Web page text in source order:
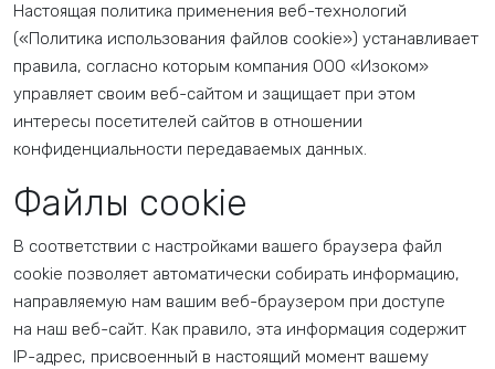
Настоящая политика применения веб-технологий
(«Политика использования файлов cookie») устанавливает
правила, согласно которым компания ООО «Изоком»
управляет своим веб-сайтом и защищает при этом
интересы посетителей сайтов в отношении
конфиденциальности передаваемых данных.
Файлы cookie
В соответствии с настройками вашего браузера файл
cookie позволяет автоматически собирать информацию,
направляемую нам вашим веб-браузером при доступе
на наш веб-сайт. Как правило, эта информация содержит
IP-адрес, присвоенный в настоящий момент вашему